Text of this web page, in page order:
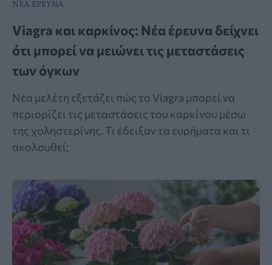
ΝΕΑ ΕΡΕΥΝΑ
Viagra και καρκίνος: Νέα έρευνα δείχνει
ότι μπορεί να μειώνει τις μεταστάσεις
των όγκων
Νέα μελέτη εξετάζει πώς το Viagra μπορεί να
περιορίζει τις μεταστάσεις του καρκίνου μέσω
της χοληστερίνης. Τι έδειξαν τα ευρήματα και τι
ακολουθεί;